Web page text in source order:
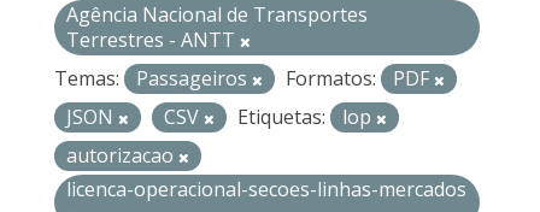
Agência Nacional de Transportes
Terrestres - ANTT
Temas:
Passageiros Formatos:
PDF
JSON
CSV Etiquetas:
lop
autorizacao
licenca-operacional-secoes-linhas-mercados